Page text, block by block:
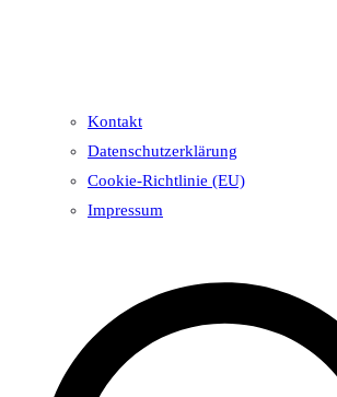
Kontakt
Datenschutzerklärung
Cookie-Richtlinie (EU)
Impressum